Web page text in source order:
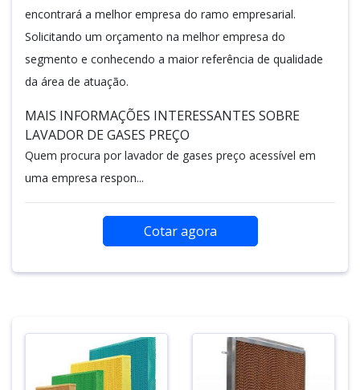
encontrará a melhor empresa do ramo empresarial.
Solicitando um orçamento na melhor empresa do
segmento e conhecendo a maior referência de qualidade
da área de atuação.
MAIS INFORMAÇÕES INTERESSANTES SOBRE
LAVADOR DE GASES PREÇO
Quem procura por lavador de gases preço acessível em
uma empresa respon...
Cotar agora